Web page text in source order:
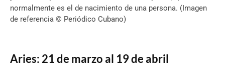
normalmente es el de nacimiento de una persona. (Imagen
de referencia © Periódico Cubano)
Aries: 21 de marzo al 19 de abril